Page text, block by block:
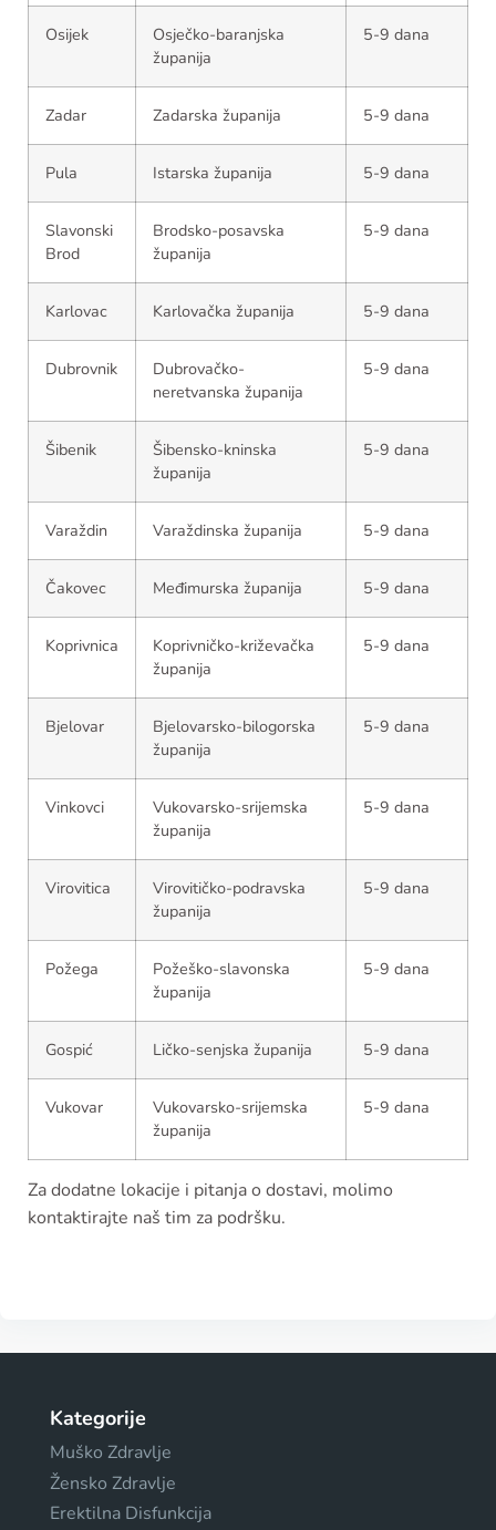
Osijek
Osječko-baranjska
županija
5-9 dana
Zadar Zadarska županija 5-9 dana
Pula Istarska županija 5-9 dana
Slavonski
Brod
Brodsko-posavska
županija
5-9 dana
Karlovac Karlovačka županija 5-9 dana
Dubrovnik
Dubrovačko-
neretvanska županija
5-9 dana
Šibenik
Šibensko-kninska
županija
5-9 dana
Varaždin Varaždinska županija 5-9 dana
Čakovec Međimurska županija 5-9 dana
Koprivnica
Koprivničko-križevačka
županija
5-9 dana
Bjelovar
Bjelovarsko-bilogorska
županija
5-9 dana
Vinkovci
Vukovarsko-srijemska
županija
5-9 dana
Virovitica
Virovitičko-podravska
županija
5-9 dana
Požega
Požeško-slavonska
županija
5-9 dana
Gospić Ličko-senjska županija 5-9 dana
Vukovar
Vukovarsko-srijemska
županija
5-9 dana
Za dodatne lokacije i pitanja o dostavi, molimo
kontaktirajte naš tim za podršku.
Kategorije
Muško Zdravlje
Žensko Zdravlje
Erektilna Disfunkcija